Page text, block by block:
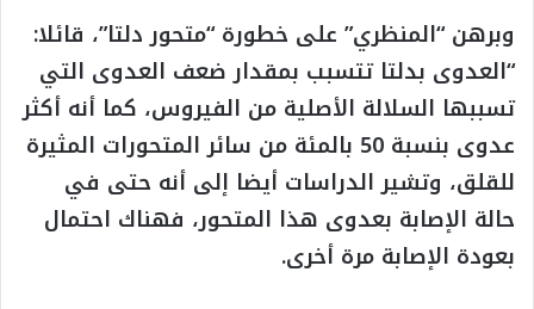
وبرهن “المنظري” على خطورة “متحور دلتا”، قائلا:
“العدوى بدلتا تتسبب بمقدار ضعف العدوى التي
تسببها السلالة الأصلية من الفيروس، كما أنه أكثر
عدوى بنسبة 50 بالمئة من سائر المتحورات المثيرة
للقلق، وتشير الدراسات أيضا إلى أنه حتى في
حالة الإصابة بعدوى هذا المتحور، فهناك احتمال
بعودة الإصابة مرة أخرى.